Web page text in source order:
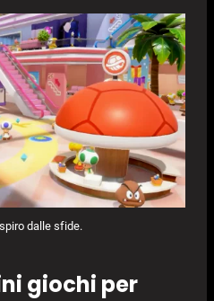
dalle sfide.
giochi per